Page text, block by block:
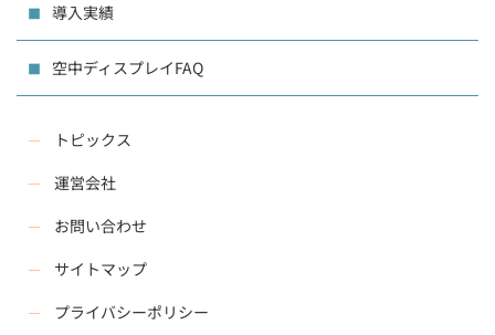
導入実績
空中ディスプレイFAQ
トピックス
運営会社
お問い合わせ
サイトマップ
プライバシーポリシー